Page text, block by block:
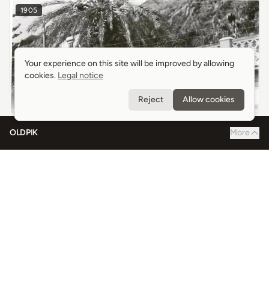
1905
OLDPIK More
Your experience on this site will be improved by allowing
cookies. Legal notice
Reject Allow cookies
Your experience on this site will be improved by allowing
cookies. Legal notice
Reject Allow cookies